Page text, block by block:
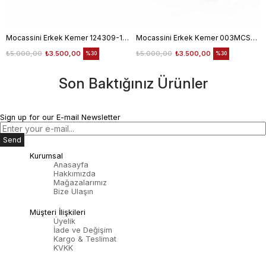
Mocassini Erkek Kemer 124309-100
₺3.500,00
₺5.000,00 %30
Mocassini Erkek Kemer 003MCSN B3245
₺3.500,00
₺5.000,00 %30
Son Baktığınız Ürünler
Sign up for our E-mail Newsletter
Send
Kurumsal
Anasayfa
Hakkımızda
Mağazalarımız
Bize Ulaşın
Müşteri İlişkileri
Üyelik
İade ve Değişim
Kargo & Teslimat
KVKK